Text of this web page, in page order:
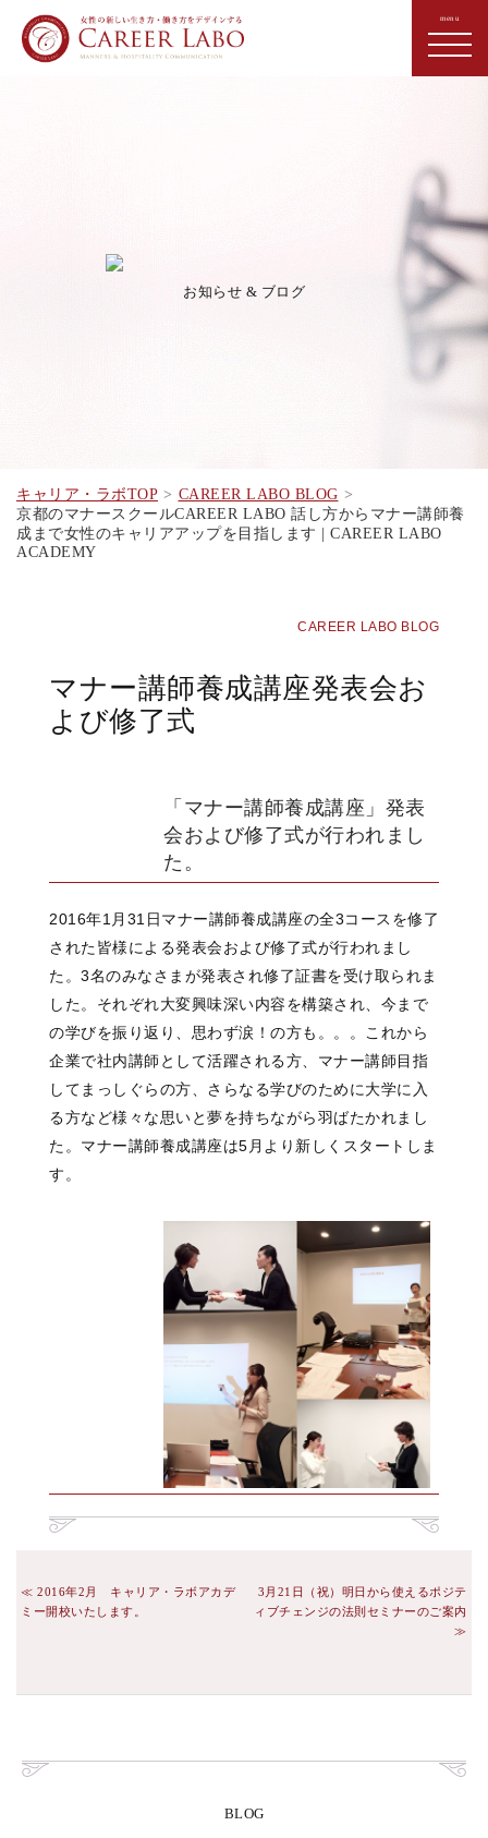
お知らせ & ブログ
キャリア・ラボTOP
CAREER LABO BLOG
京都のマナースクールCAREER LABO 話し方からマナー講師養
成まで女性のキャリアアップを目指します | CAREER LABO
ACADEMY
CAREER LABO BLOG
マナー講師養成講座発表会お
よび修了式
「マナー講師養成講座」発表
会および修了式が行われまし
た。
2016年1月31日マナー講師養成講座の全3コースを修了
された皆様による発表会および修了式が行われまし
た。3名のみなさまが発表され修了証書を受け取られま
した。それぞれ大変興味深い内容を構築され、今まで
の学びを振り返り、思わず涙！の方も。。。これから
企業で社内講師として活躍される方、マナー講師目指
してまっしぐらの方、さらなる学びのために大学に入
る方など様々な思いと夢を持ちながら羽ばたかれまし
た。マナー講師養成講座は5月より新しくスタートしま
す。
2016年2月 キャリア・ラボアカデ
ミー開校いたします。
3月21日（祝）明日から使えるポジテ
ィブチェンジの法則セミナーのご案内
BLOG